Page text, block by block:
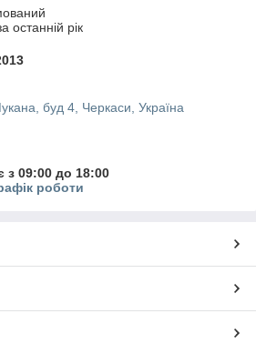
для переміщення зерна та інших
високий ресурс роботи,
тощо, ще більше
виготовляємо за
замовника.
Якість
свою продукцію.
останній рік
буд 4, Черкаси, Україна
з 09:00 до 18:00
роботи